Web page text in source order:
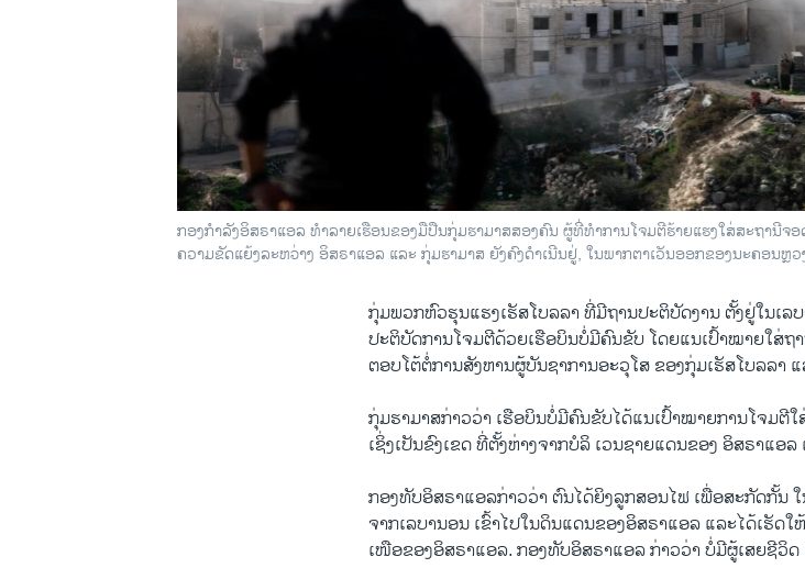
ກອງກໍາລັງອິສຣາແອລ ທໍາລາຍເຮືອນຂອງມືປືນກຸ່ມຮາມາສສອງຄົນ ຜູ້ທີ່ທໍາການໂຈມຕີຮ້າຍແຮງໃສ່ສະຖານີຈ
ຄວາມຂັດແຍ້ງລະຫວ່າງ ອິສຣາແອລ ແລະ ກຸ່ມຮາມາສ ຍັງຄົງດໍາເນີນຢູ່, ໃນພາກຕາເວັນອອກຂອງນະຄອນຫຼ
ກຸ່ມພວກຫົວຮຸນແຮງເຮັສໂບລລາ ທີ່ມີຖານປະ​ຕິ​ບັດ​ງານ ຕັ້ງຢູ່ໃນເລ
ປະຕິບັດການໂຈມຕີດ້ວຍເຮືອບິນບໍ່ມີຄົນຂັບ ໂດຍແນເປົ້າໝາຍໃສ່ຖ
ຕອບໂຕ້ຕໍ່ການສັງຫານຜູ້ບັນຊາການອະວຸໂສ ຂອງກຸ່ມເຮັສໂບລລາ
ກຸ່ມຮາມາສກ່າວ​ວ່າ ເຮືອບິນ​ບໍ່​ມີ​ຄົນ​ຂັບ​ໄດ້​ແນເປົ້າໝາຍການ​ໂຈມ​ຕີ
ເຊິ່ງ​ເປັນຂົງ​ເຂດ ​ທີ່​ຕັ້ງຫ່າງ​ຈາກບໍລິ ເວນ​ຊາຍ​ແດນຂອງ ​ອິສຣາ​ແອ​
ກອງທັບ​ອິສຣາ​ແອ​ລກ່າວ​ວ່າ ຕົນ​ໄດ້​ຍິງ​ລູກ​ສອນ​ໄຟ ເພື່ອ​ສະ​ກັດ​ກັ້ນ
ຈາກ​ເລ​ບາ​ນອນ ​ເຂົ້າ​ໄປ​ໃນ​ດິນ​ແດນ​ຂອງ​ອິສຣາ​ແອ​ລ ​ແລະ​ໄດ້​ເຮັດ​
ເໜືອ​ຂອງ​ອິສຣາ​ແອ​ລ. ກອງທັບອິສຣາແອລ ​ກ່າວ​ວ່າ ບໍ່​ມີ​ຜູ້​ເສຍ​ຊີວິ